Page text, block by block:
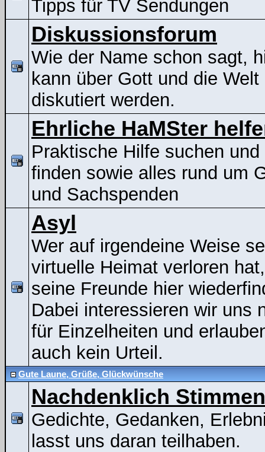
Tipps für TV Sendungen
Diskussionsforum
Wie der Name schon sagt,
kann über Gott und die Welt
diskutiert werden.
Ehrliche HaMSter
Praktische Hilfe suchen und
finden sowie alles rund um
und Sachspenden
Asyl
Wer auf irgendeine Weise
virtuelle Heimat verloren
seine Freunde hier
Dabei interessieren wir uns
für Einzelheiten und
auch kein Urteil.
Gute Laune, Grüße, Glückwünsche
Nachdenklich
Gedichte, Gedanken,
lasst uns daran teilhaben.